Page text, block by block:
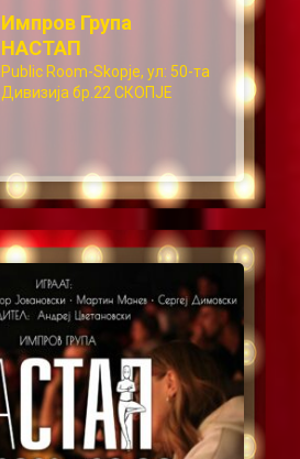
Импров Група
НАСТАП
Public Room-Skopje, ул: 50-та
Дивизија бр.22 СКОПЈЕ